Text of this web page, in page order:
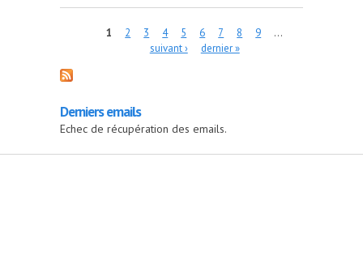
1 2 3 4 5 6 7 8 9
…
suivant ›
dernier »
Derniers emails
Echec de récupération des emails.